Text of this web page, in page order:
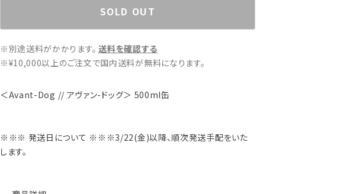
SOLD OUT
※別途送料がかかります。 送料を確認する
※¥10,000以上のご注文で国内送料が無料になります。
＜Avant-Dog // アヴァン-ドッグ＞ 500ml缶
※※※ 発送日について ※※※3/22(金)以降、順次発送手配をいた
します。